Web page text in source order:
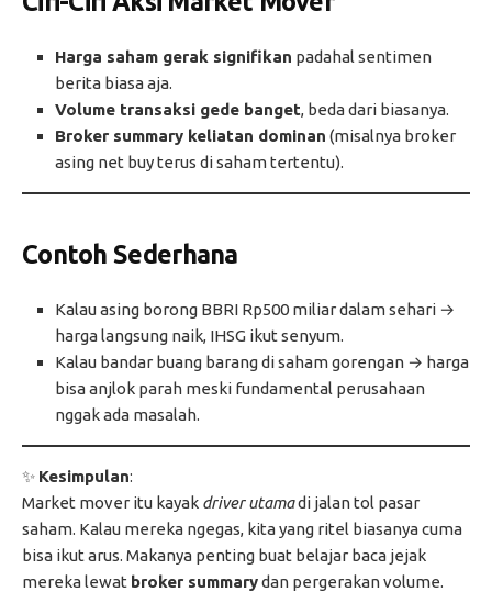
Harga saham gerak signifikan padahal sentimen
berita biasa aja.
Volume transaksi gede banget, beda dari biasanya.
Broker summary keliatan dominan (misalnya broker
asing net buy terus di saham tertentu).
Contoh Sederhana
Kalau asing borong BBRI Rp500 miliar dalam sehari →
harga langsung naik, IHSG ikut senyum.
Kalau bandar buang barang di saham gorengan → harga
bisa anjlok parah meski fundamental perusahaan
nggak ada masalah.
✨ Kesimpulan:
Market mover itu kayak driver utamadi jalan tol pasar
saham. Kalau mereka ngegas, kita yang ritel biasanya cuma
bisa ikut arus. Makanya penting buat belajar baca jejak
mereka lewat broker summarydan pergerakan volume.